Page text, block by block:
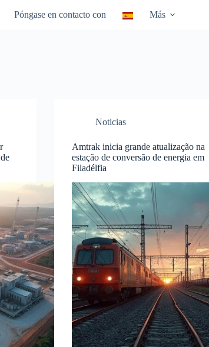
Póngase en contacto con Más
Noticias
Amtrak inicia grande atualização na
estação de conversão de energia em
Filadélfia